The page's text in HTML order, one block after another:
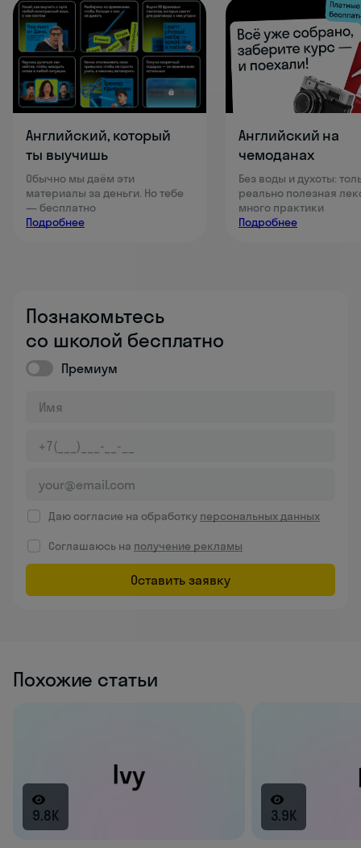
Английский, который
ты выучишь
Обычно мы даём эти
материалы за деньги. Но тебе
— бесплатно
Подробнее
Английский на
чемоданах
Без воды и духоты:
реально полезная
много практики
Подробнее
Познакомьтесь
со школой бесплатно
Премиум
Даю согласие на обработку персональных данных
Соглашаюсь на получение рекламы
Оставить заявку
Похожие статьи
9.8K 3.9K